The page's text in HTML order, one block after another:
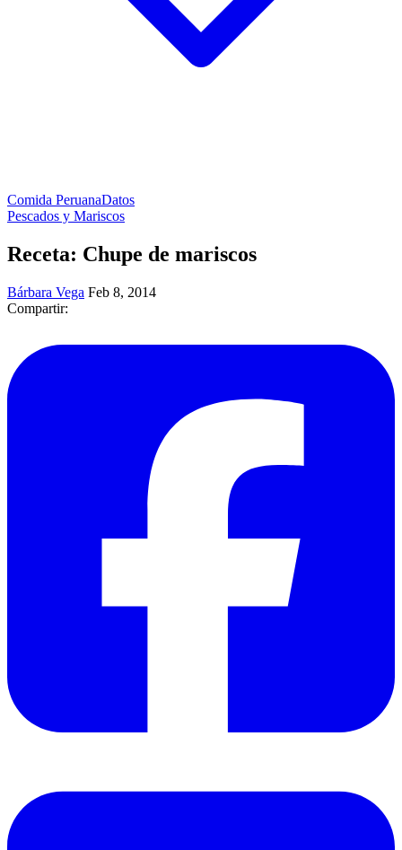
Comida PeruanaDatos
Pescados y Mariscos
Receta: Chupe de mariscos
Bárbara Vega Feb 8, 2014
Compartir: